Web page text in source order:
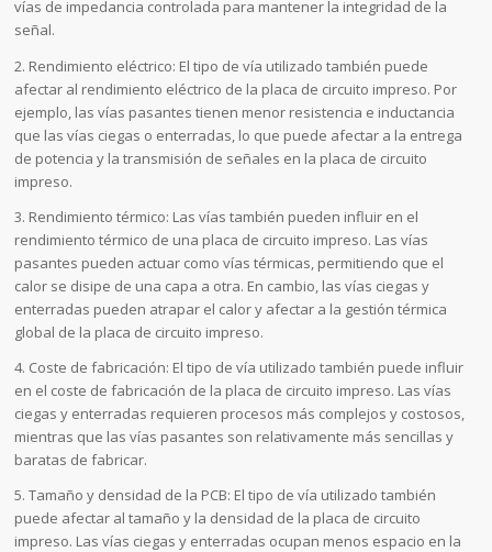
vías de impedancia controlada para mantener la integridad de la
señal.
2. Rendimiento eléctrico: El tipo de vía utilizado también puede
afectar al rendimiento eléctrico de la placa de circuito impreso. Por
ejemplo, las vías pasantes tienen menor resistencia e inductancia
que las vías ciegas o enterradas, lo que puede afectar a la entrega
de potencia y la transmisión de señales en la placa de circuito
impreso.
3. Rendimiento térmico: Las vías también pueden influir en el
rendimiento térmico de una placa de circuito impreso. Las vías
pasantes pueden actuar como vías térmicas, permitiendo que el
calor se disipe de una capa a otra. En cambio, las vías ciegas y
enterradas pueden atrapar el calor y afectar a la gestión térmica
global de la placa de circuito impreso.
4. Coste de fabricación: El tipo de vía utilizado también puede influir
en el coste de fabricación de la placa de circuito impreso. Las vías
ciegas y enterradas requieren procesos más complejos y costosos,
mientras que las vías pasantes son relativamente más sencillas y
baratas de fabricar.
5. Tamaño y densidad de la PCB: El tipo de vía utilizado también
puede afectar al tamaño y la densidad de la placa de circuito
impreso. Las vías ciegas y enterradas ocupan menos espacio en la